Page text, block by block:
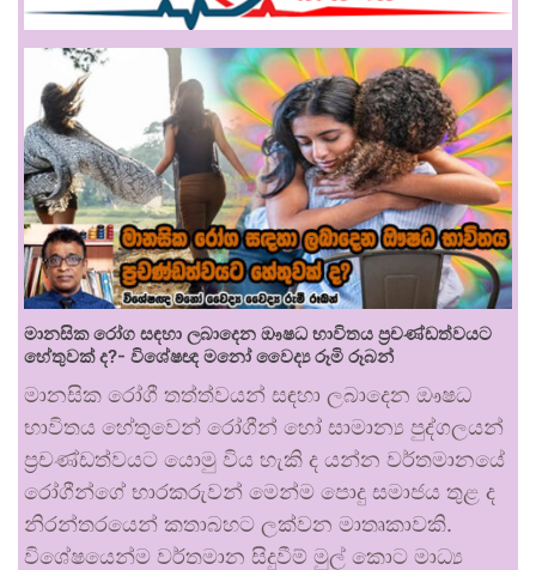
මානසික රෝග සඳහා ලබාදෙන ඖෂධ භාවිතය ප්‍රචණ්ඩත්වයට
හේතුවක් ද?- විශේෂඥ මනෝ වෛද්‍ය රූමි රූබන්
මානසික රෝගී තත්ත්වයන් සඳහා ලබාදෙන ඖෂධ
භාවිතය හේතුවෙන් රෝගීන් හෝ සාමාන්‍ය පුද්ගලයන්
ප්‍රචණ්ඩත්වයට යොමු විය හැකි ද යන්න වර්තමානයේ
රෝගීන්ගේ භාරකරුවන් මෙන්ම පොදු සමාජය තුළ ද
නිරන්තරයෙන් කතාබහට ලක්වන මාතෘකාවකි.
විශේෂයෙන්ම වර්තමාන සිදුවීම් මුල් කොට මාධ්‍ය